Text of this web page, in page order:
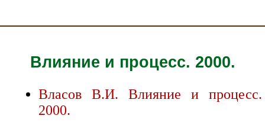
Влияние и процесс. 2000.
Власов В.И. Влияние и процесс.
2000.